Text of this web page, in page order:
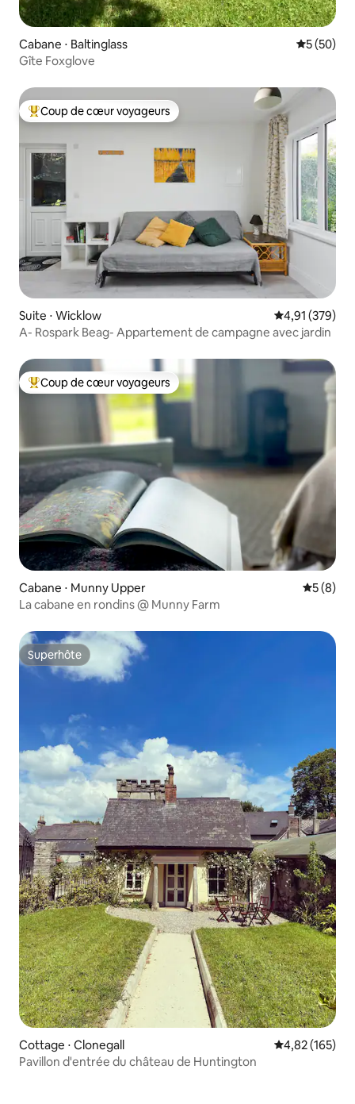
Cabane ⋅ Baltinglass
5 (50)
Gîte Foxglove
Coups de cœur voyageurs les plus appréciés
Coup de cœur voyageurs
Suite ⋅ Wicklow Évaluation
4,91 (379)
A- Rospark Beag- Appartement de campagne avec jardin
Coups de cœur voyageurs les plus appréciés
Coup de cœur voyageurs
Cabane ⋅ Munny Upper
5 (8)
La cabane en rondins @ Munny Farm
Superhôte
Superhôte
Cottage ⋅ Clonegall Évaluation
4,82 (165)
Pavillon d'entrée du château de Huntington